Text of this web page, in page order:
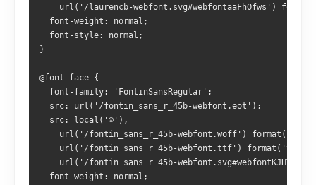
url('/laurencb-webfont.svg#webfontaaFhOfws')
  font-weight: normal;
  font-style: normal;
}
@font-face {
  font-family: 'FontinSansRegular';
  src: url('/fontin_sans_r_45b-webfont.eot');
  src: local('☺'),
url('/fontin_sans_r_45b-webfont.woff')
url('/fontin_sans_r_45b-webfont.ttf')
url('/fontin_sans_r_45b-
  font-weight: normal;